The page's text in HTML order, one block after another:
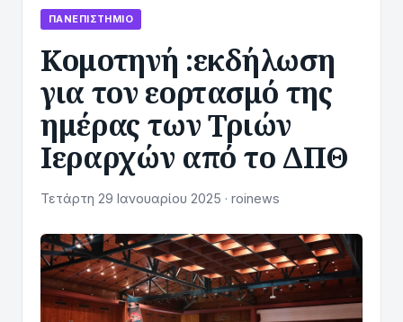
ΠΑΝΕΠΙΣΤΉΜΙΟ
Κομοτηνή :εκδήλωση
για τον εορτασμό της
ημέρας των Τριών
Ιεραρχών από το ΔΠΘ
Τετάρτη 29 Ιανουαρίου 2025 · roinews